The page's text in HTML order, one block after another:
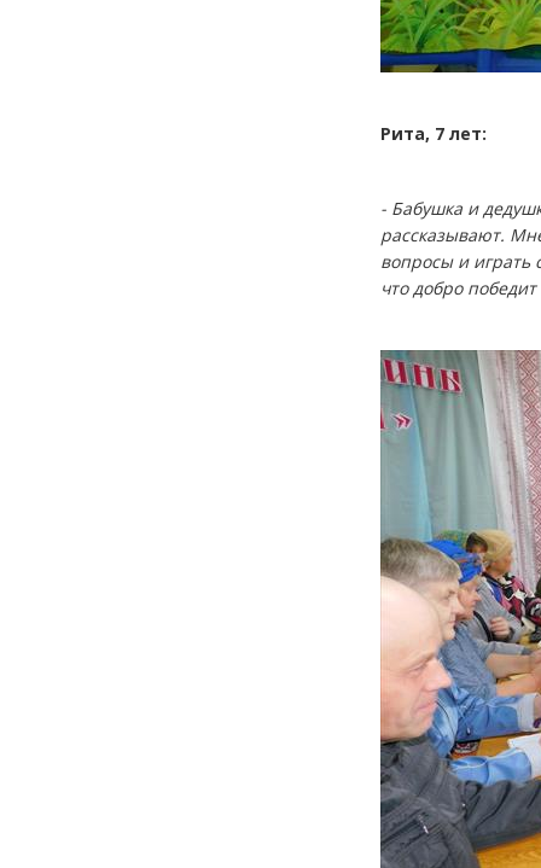
Рита, 7 лет:
- Бабушка и
рассказывают.
вопросы и играть
что добро